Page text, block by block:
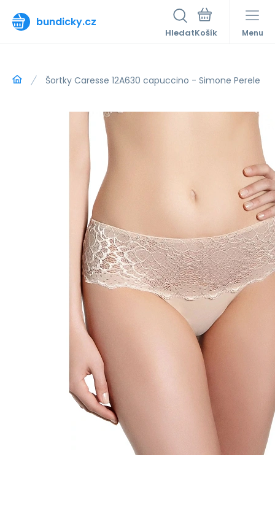
bundicky.cz
Hledat Menu
Šortky Caresse 12A630 capuccino - Simone Perele